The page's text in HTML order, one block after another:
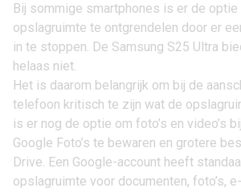
Bij sommige smartphones is er de optie
opslagruimte te ontgrendelen door er
in te stoppen. De Samsung S25 Ultra
helaas niet.
Het is daarom belangrijk om bij de
telefoon kritisch te zijn wat de
is er nog de optie om foto’s en video’s
Google Foto’s te bewaren en grotere
Drive. Een Google-account heeft
opslagruimte voor documenten, foto’s,